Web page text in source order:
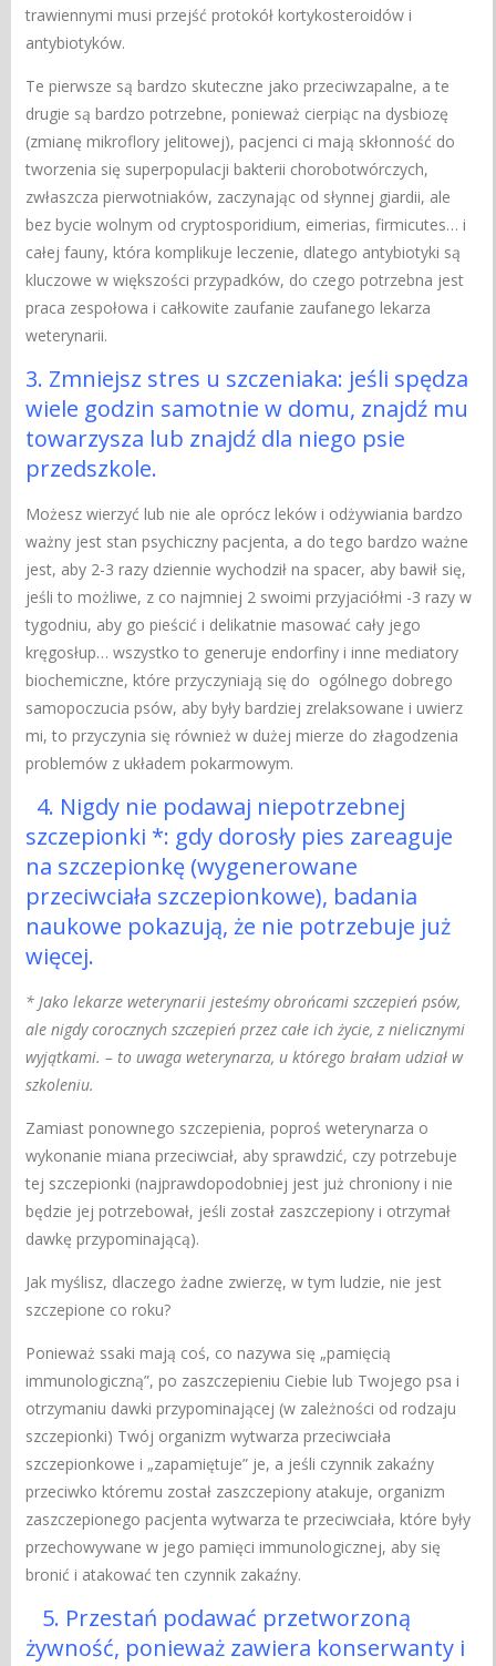
trawiennymi musi przejść protokół kortykosteroidów i
antybiotyków.
Te pierwsze są bardzo skuteczne jako przeciwzapalne, a te
drugie są bardzo potrzebne, ponieważ cierpiąc na dysbiozę
(zmianę mikroflory jelitowej), pacjenci ci mają skłonność do
tworzenia się superpopulacji bakterii chorobotwórczych,
zwłaszcza pierwotniaków, zaczynając od słynnej giardii, ale
bez bycie wolnym od cryptosporidium, eimerias, firmicutes… i
całej fauny, która komplikuje leczenie, dlatego antybiotyki są
kluczowe w większości przypadków, do czego potrzebna jest
praca zespołowa i całkowite zaufanie zaufanego lekarza
weterynarii.
3. Zmniejsz stres u szczeniaka: jeśli spędza
wiele godzin samotnie w domu, znajdź mu
towarzysza lub znajdź dla niego psie
przedszkole.
Możesz wierzyć lub nie ale oprócz leków i odżywiania bardzo
ważny jest stan psychiczny pacjenta, a do tego bardzo ważne
jest, aby 2-3 razy dziennie wychodził na spacer, aby bawił się,
jeśli to możliwe, z co najmniej 2 swoimi przyjaciółmi -3 razy w
tygodniu, aby go pieścić i delikatnie masować cały jego
kręgosłup… wszystko to generuje endorfiny i inne mediatory
biochemiczne, które przyczyniają się do ogólnego dobrego
samopoczucia psów, aby były bardziej zrelaksowane i uwierz
mi, to przyczynia się również w dużej mierze do złagodzenia
problemów z układem pokarmowym.
4. Nigdy nie podawaj niepotrzebnej
szczepionki *: gdy dorosły pies zareaguje
na szczepionkę (wygenerowane
przeciwciała szczepionkowe), badania
naukowe pokazują, że nie potrzebuje już
więcej.
* Jako lekarze weterynarii jesteśmy obrońcami szczepień psów,
ale nigdy corocznych szczepień przez całe ich życie, z nielicznymi
wyjątkami. – to uwaga weterynarza, u którego brałam udział w
szkoleniu.
Zamiast ponownego szczepienia, poproś weterynarza o
wykonanie miana przeciwciał, aby sprawdzić, czy potrzebuje
tej szczepionki (najprawdopodobniej jest już chroniony i nie
będzie jej potrzebował, jeśli został zaszczepiony i otrzymał
dawkę przypominającą).
Jak myślisz, dlaczego żadne zwierzę, w tym ludzie, nie jest
szczepione co roku?
Ponieważ ssaki mają coś, co nazywa się „pamięcią
immunologiczną”, po zaszczepieniu Ciebie lub Twojego psa i
otrzymaniu dawki przypominającej (w zależności od rodzaju
szczepionki) Twój organizm wytwarza przeciwciała
szczepionkowe i „zapamiętuje” je, a jeśli czynnik zakaźny
przeciwko któremu został zaszczepiony atakuje, organizm
zaszczepionego pacjenta wytwarza te przeciwciała, które były
przechowywane w jego pamięci immunologicznej, aby się
bronić i atakować ten czynnik zakaźny.
5. Przestań podawać przetworzoną
żywność, ponieważ zawiera konserwanty i